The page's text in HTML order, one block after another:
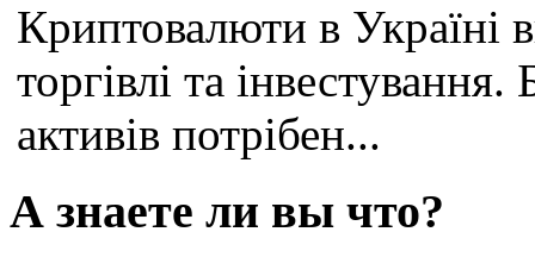
Криптовалюти в Україні
торгівлі та
активів потрібен...
А знаете ли вы что?